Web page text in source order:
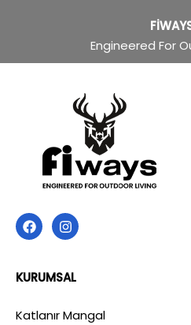
Engineered For
KURUMSAL
Katlanır Mangal